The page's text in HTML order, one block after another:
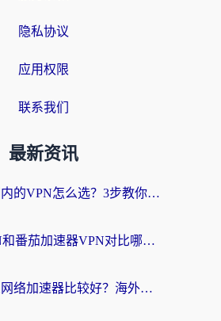
隐私协议
应用权限
联系我们
最新资讯
从墨西哥回国内的VPN怎么选？3步教你无缝刷剧、玩国服游戏
ChickCN VPN和番茄加速器VPN对比哪个回国效果更好？海外党亲测后的真实答案
在国外用什么网络加速器比较好？海外党亲测：从痛点到解决方案的全攻略